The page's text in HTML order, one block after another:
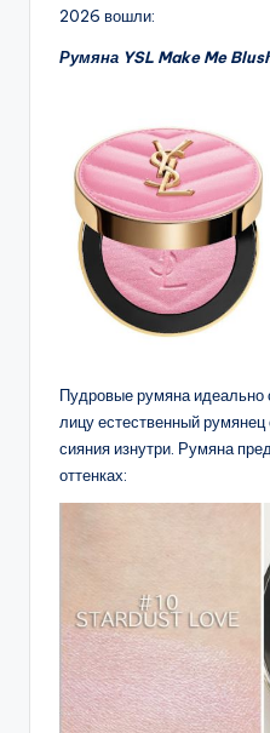
2026 вошли:
Румяна YSL Make Me
Пудровые румяна идеально
лицу естественный
сияния изнутри. Румяна
оттенках: